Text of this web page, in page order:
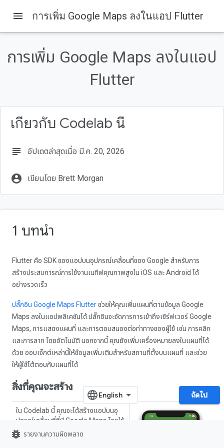
สิ่งที่คุณจะสร้าง
menu การเพิ่ม Google Maps ลงในแอป Flutter
การเพิ่ม Google Maps ลงในแอป
Flutter
เกี่ยวกับ Codelab นี้
subject อัปเดตล่าสุดเมื่อ มี.ค. 20, 2026
account_circle เขียนโดย Brett Morgan
1 บทนำ
Flutter คือ SDK ของแอปบนอุปกรณ์เคลื่อนที่ของ Google สำหรับการ
สร้างประสบการณ์การใช้งานเนทีฟคุณภาพสูงใน iOS และ Android ได้
อย่างรวดเร็ว
ปลั๊กอิน Google Maps Flutterช่วยให้คุณเพิ่มแผนที่ตามข้อมูล Google
Maps ลงในแอปพลิเคชันได้ ปลั๊กอินจะจัดการการเข้าถึงเซิร์ฟเวอร์ Google
Maps, การแสดงแผนที่ และการตอบสนองต่อท่าทางของผู้ใช้ เช่น การคลิก
และการลาก โดยอัตโนมัติ นอกจากนี้ คุณยังเพิ่มเครื่องหมายลงในแผนที่ได้
ด้วย ออบเจ็กต์เหล่านี้ให้ข้อมูลเพิ่มเติมสำหรับสถานที่ตั้งบนแผนที่ และช่วย
ให้ผู้ใช้โต้ตอบกับแผนที่ได้
สิ่งที่คุณจะสร้าง
ใน Codelab นี้ คุณจะได้สร้างแอปบนอุ
ปกรณ์เคลื่อนที่ที่มี Google Maps โดยใช้
Flutter SDK แอปของคุณจะทำสิ่งต่อไป
นี้
ถัดไป
bug_report รายงานความผิดพลาด